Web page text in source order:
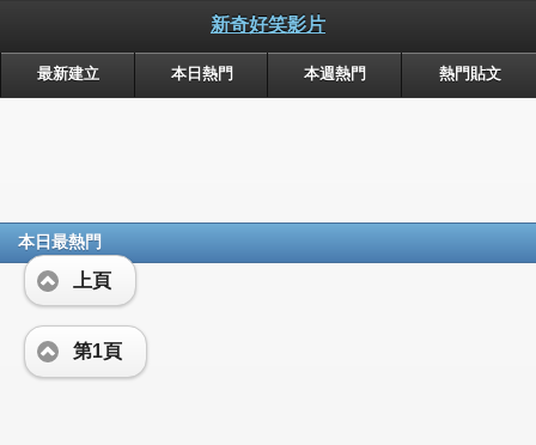
新奇好笑影片
最新建立 本日熱門 本週熱門 熱門貼文
本日最熱門
上頁
第1頁